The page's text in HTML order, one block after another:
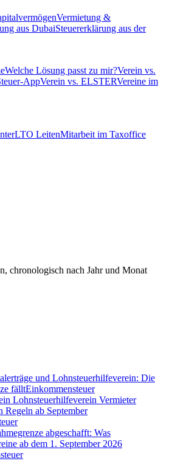
Vermietung &
aus DubaiSteuererklärung aus der
Welche Lösung passt zu mir?Verein vs.
AppVerein vs. ELSTERVereine im
LTO LeitenMitarbeit im Taxoffice
chronologisch nach Jahr und Monat
und Lohnsteuerhilfeverein: Die
fälltEinkommensteuer
Lohnsteuerhilfeverein Vermieter
Regeln ab September
abgeschafft: Was
ab dem 1. September 2026